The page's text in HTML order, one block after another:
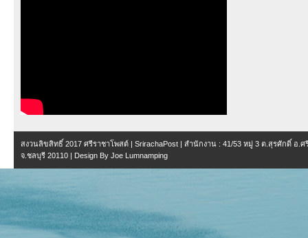
สงวนลิขสิทธิ์ 2017 ศรีราชาโพสต์ | SrirachaPost | สำนักงาน : 41/53 หมู่ 3 ต.สุรศักดิ์ อ.ศ
จ.ชลบุรี 20110 | Design By Joe Lumnamping